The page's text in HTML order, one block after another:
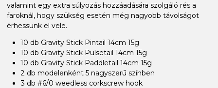
valamint egy extra súlyozás hozzáadására szolgáló rés a
faroknál, hogy szükség esetén még nagyobb távolságot
érhessünk el vele.
10 db Gravity Stick Pintail 14cm 15g
10 db Gravity Stick Pulsetail 14cm 15g
10 db Gravity Stick Paddletail 14cm 15g
2 db modelenként 5 nagyszerű színben
3 db #6/0 weedless corkscrew hook